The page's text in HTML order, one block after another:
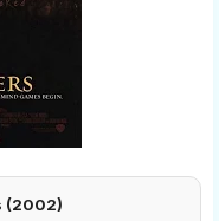
(2002)